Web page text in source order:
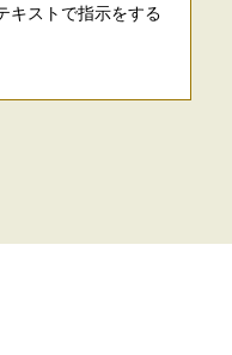
キストで指示をする